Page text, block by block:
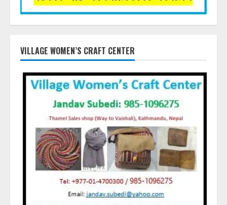
VILLAGE WOMEN’S CRAFT CENTER